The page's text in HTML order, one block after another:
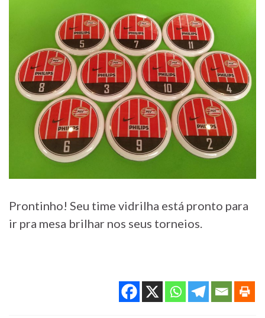
Prontinho! Seu time vidrilha está pronto para
ir pra mesa brilhar nos seus torneios.